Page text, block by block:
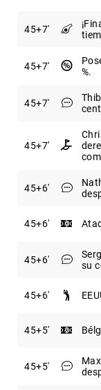
45+7
45+7
%.
45+7
45+7
45+6
45+6
45+6
su
45+6
45+5
45+5